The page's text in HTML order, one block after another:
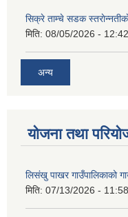
सिक्रे ताम्चे सडक
मिति: 08/05/2026 - 12:42
अन्य
योजना तथा
लिसंखु पाखर गाउँपालिकाको
मिति: 07/13/2026 - 11:58